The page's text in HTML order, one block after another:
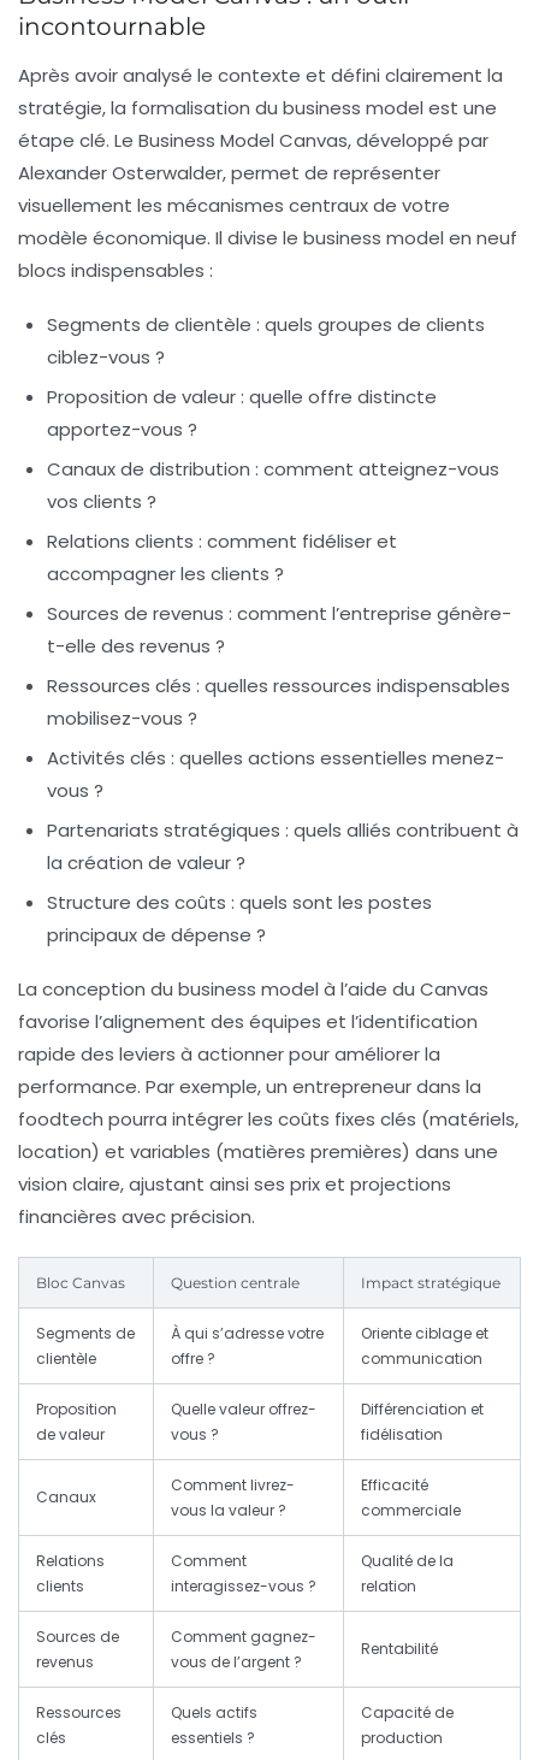
incontournable
Après avoir analysé le contexte et défini clairement la
stratégie, la formalisation du business model est une
étape clé. Le Business Model Canvas, développé par
Alexander Osterwalder, permet de représenter
visuellement les mécanismes centraux de votre
modèle économique. Il divise le business model en neuf
blocs indispensables :
Segments de clientèle : quels groupes de clients
ciblez-vous ?
Proposition de valeur: quelle offre distincte
apportez-vous ?
Canaux de distribution : comment atteignez-vous
vos clients ?
Relations clients : comment fidéliser et
accompagner les clients ?
Sources de revenus : comment l’entreprise génère-
t-elle des revenus ?
Ressources clés : quelles ressources indispensables
mobilisez-vous ?
Activités clés : quelles actions essentielles menez-
vous ?
Partenariats stratégiques : quels alliés contribuent à
la création de valeur ?
Structure des coûts : quels sont les postes
principaux de dépense ?
La conception du business model à l’aide du Canvas
favorise l’alignement des équipes et l’identification
rapide des leviers à actionner pour améliorer la
performance. Par exemple, un entrepreneur dans la
foodtech pourra intégrer les coûts fixes clés (matériels,
location) et variables (matières premières) dans une
vision claire, ajustant ainsi ses prix et projections
financières avec précision.
Bloc Canvas Question centrale Impact stratégique
Segments de
clientèle
À qui s’adresse votre
offre ?
Oriente ciblage et
communication
Proposition
de valeur
Quelle valeur offrez-
vous ?
Différenciation et
fidélisation
Canaux
Comment livrez-
vous la valeur ?
Efficacité
commerciale
Relations
clients
Comment
interagissez-vous ?
Qualité de la
relation
Sources de
revenus
Comment gagnez-
vous de l’argent ?
Rentabilité
Ressources
clés
Quels actifs
essentiels ?
Capacité de
production